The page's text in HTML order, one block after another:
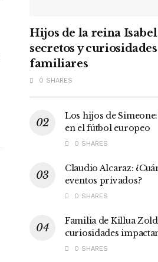
Hijos de la reina
secretos y curiosidades
familiares
0 SHARES
Los hijos de
en el fútbol europeo
0 SHARES
Claudio Alcaraz:
eventos privados?
0 SHARES
Familia de Killua
curiosidades
0 SHARES